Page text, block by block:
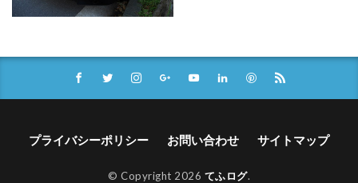
プライバシーポリシー お問い合わせ サイトマップ
© Copyright 2026 てふログ.